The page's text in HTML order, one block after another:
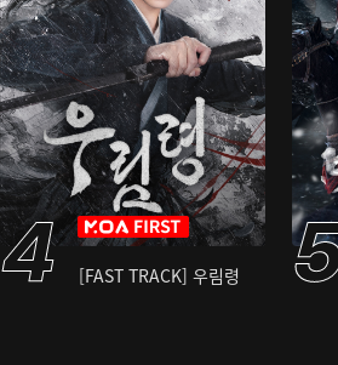
[FAST TRACK] 우림령